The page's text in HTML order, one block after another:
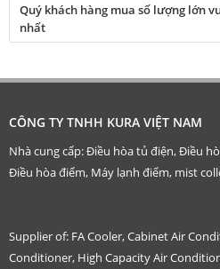
Quý khách hàng mua số lượng lớn
nhất
CÔNG TY TNHH KURA VIỆT NAM
Nhà cung cấp: Điều hòa tủ điện, Điều
Điều hòa điểm, Máy lạnh điểm, mist
Supplier of: FA Cooler, Cabinet Air
Conditioner, High Capacity Air